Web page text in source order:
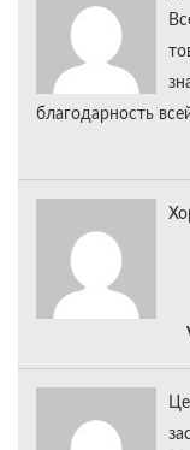
благодарность